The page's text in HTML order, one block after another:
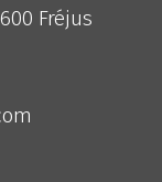
Fréjus